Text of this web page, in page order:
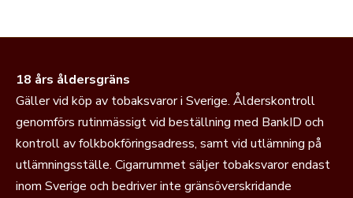
18 års åldersgräns
Gäller vid köp av tobaksvaror i Sverige. Ålderskontroll
genomförs rutinmässigt vid beställning med BankID och
kontroll av folkbokföringsadress, samt vid utlämning på
utlämningsställe. Cigarrummet säljer tobaksvaror endast
inom Sverige och bedriver inte gränsöverskridande